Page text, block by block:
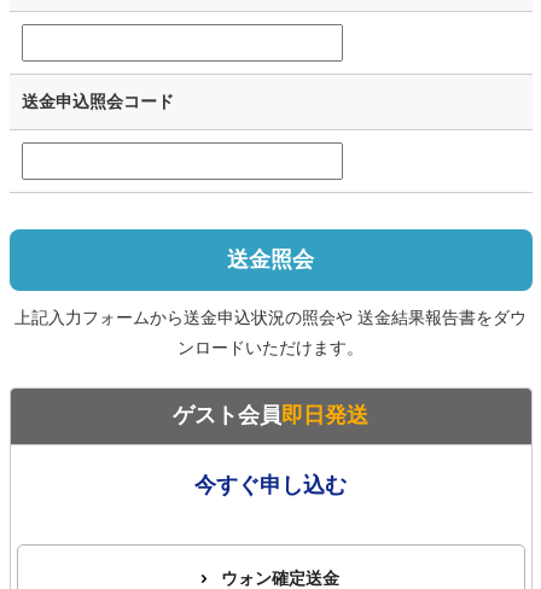
送金申込照会コード
送金照会
上記入力フォームから送金申込状況の照会や 送金結果報告書をダウ
ンロードいただけます。
ゲスト会員即日発送
今すぐ申し込む
ウォン確定送金